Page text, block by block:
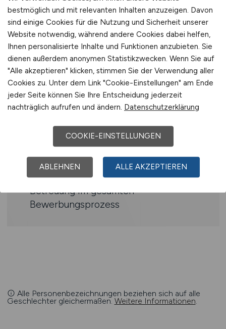
Bereitschaft zur Schichtarbeit
Benefits
Angenehmes Arbeitsklima
Abwechslungsreiche Tätigkeit in einem
renommierten Unternehmen
Anspruchsvolle und
zukunftsträchtigen und innovativen
Branche­
Aussicht auf Folgeprojekte
Aussicht auf Projektverlängerung
Betreuung im gesamten
Bewerbungsprozess
Alle Personenbezeichnungen beziehen sich auf alle
Geschlechter gleichermaßen. Weitere Informationen
bestmöglich und mit relevanten Inhalten anzuzeigen. Davon
sind einige Cookies für die Nutzung und Sicherheit unserer
Website notwendig, während andere Cookies dabei helfen,
Ihnen personalisierte Inhalte und Funktionen anzubieten. Sie
dienen außerdem anonymen Statistikzwecken. Wenn Sie auf
"Alle akzeptieren" klicken, stimmen Sie der Verwendung aller
Cookies zu. Unter dem Link "Cookie-Einstellungen" am Ende
jeder Seite können Sie Ihre Entscheidung jederzeit
nachträglich aufrufen und ändern. Datenschutzerklärung
COOKIE-EINSTELLUNGEN
ABLEHNEN ALLE AKZEPTIEREN